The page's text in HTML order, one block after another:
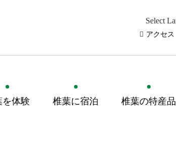
アクセス
を体験 椎葉に宿泊 椎葉の特産品